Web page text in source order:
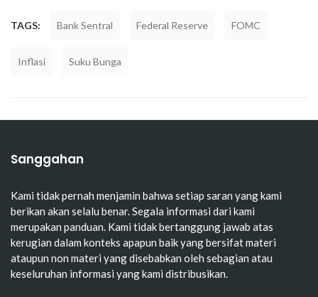
TAGS: Bank Sentral Federal Reserve FOMC
Inflasi Suku Bunga
Sanggahan
Kami tidak pernah menjamin bahwa setiap saran yang kami
berikan akan selalu benar. Segala informasi dari kami
merupakan panduan. Kami tidak bertanggung jawab atas
kerugian dalam konteks apapun baik yang bersifat materi
ataupun non materi yang disebabkan oleh sebagian atau
keseluruhan informasi yang kami distribusikan.